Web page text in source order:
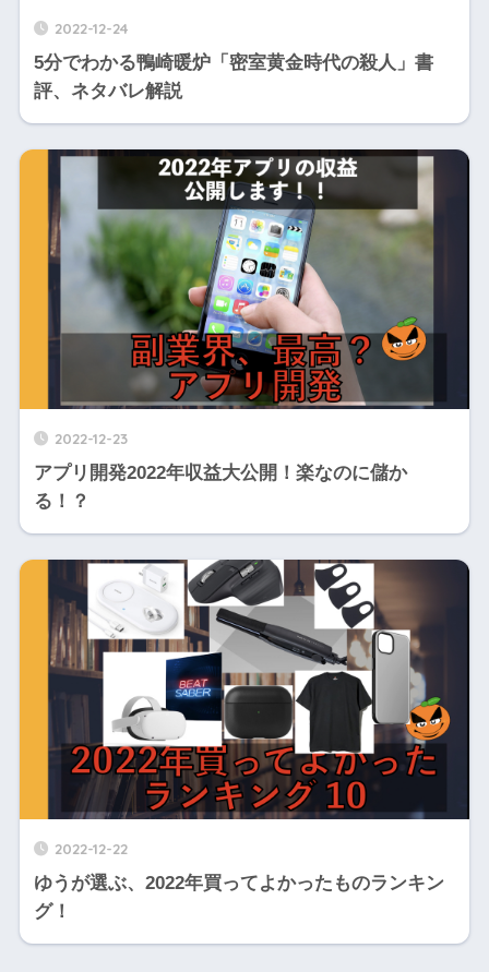
2022-12-24
5分でわかる鴨崎暖炉「密室黄金時代の殺人」書
評、ネタバレ解説
2022-12-23
アプリ開発2022年収益大公開！楽なのに儲か
る！？
2022-12-22
ゆうが選ぶ、2022年買ってよかったものランキン
グ！